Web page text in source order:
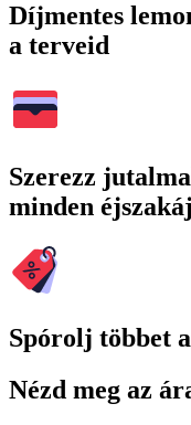
Díjmentes
a terveid
Szerezz
minden
Spórolj többet
Nézd meg az